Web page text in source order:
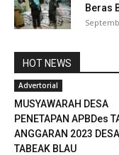
Beras
HOT NEWS
Advertorial
MUSYAWARAH DESA
PENETAPAN APBDes
ANGGARAN 2023 DESA
TABEAK BLAU